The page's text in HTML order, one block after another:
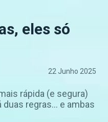
eles só
22 Junho 2025
rápida (e segura)
duas regras… e ambas